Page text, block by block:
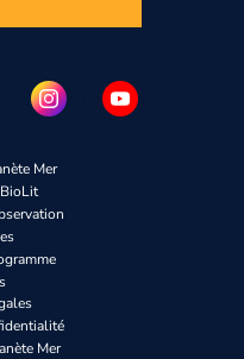
Mer
Mer